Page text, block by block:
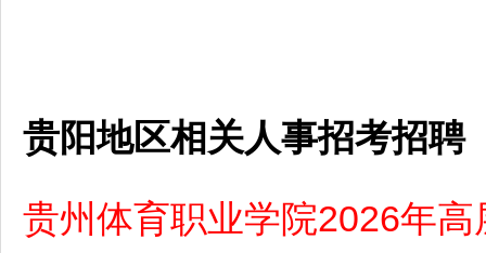
贵阳地区相关人事招考招聘
贵州体育职业学院2026年